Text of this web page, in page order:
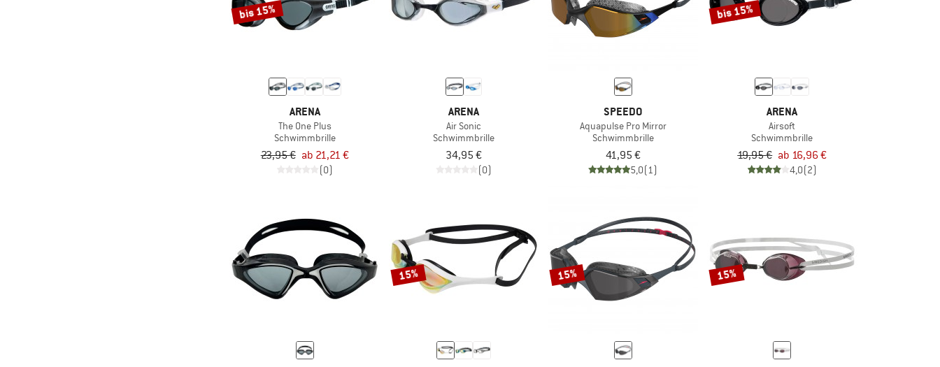
bis 15%
ARENA
The One Plus
Schwimmbrille
23,95 € ab 21,21 €
(0)
ARENA
Air Sonic
Schwimmbrille
34,95 €
(0)
SPEEDO
Aquapulse Pro Mirror
Schwimmbrille
41,95 €
5,0(1)
bis 15%
ARENA
Airsoft
Schwimmbrille
19,95 € ab 16,96 €
4,0(2)
15% 15% 15%